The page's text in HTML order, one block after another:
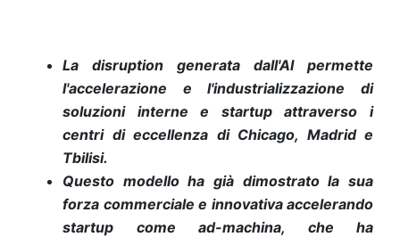
La disruption generata dall'AI permette
l'accelerazione e l'industrializzazione di
soluzioni interne e startup attraverso i
centri di eccellenza di Chicago, Madrid e
Tbilisi.
Questo modello ha già dimostrato la sua
forza commerciale e innovativa accelerando
startup come ad-machina, che ha